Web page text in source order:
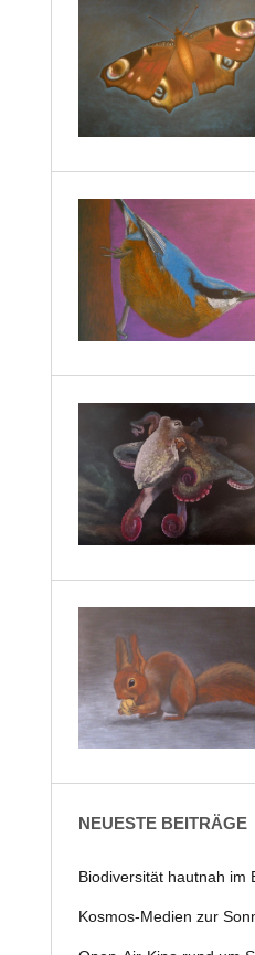
NEUESTE BEITRÄGE
Biodiversität hautnah im
Kosmos-Medien zur